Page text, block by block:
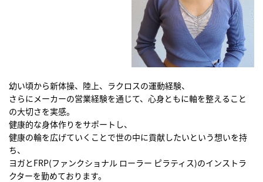
幼い頃から新体操、陸上、ラクロスの運動経験、
さらにメーカーの営業経験を通じて、心身ともに軸を整えること
の大切さを実感。
健康的な身体作りをサポートし、
健康の輪を広げていくことで世の中に貢献したいという想いを持
ち、
ヨガとFRP(ファンクショナル ローラー ピラティス)のインストラ
クターを勤めております。